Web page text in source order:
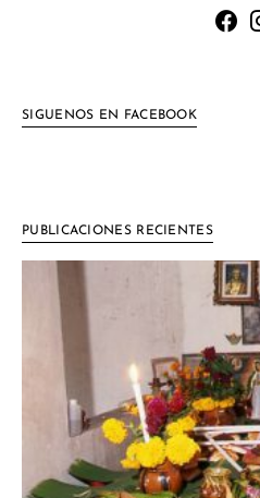
SIGUENOS EN FACEBOOK
PUBLICACIONES RECIENTES